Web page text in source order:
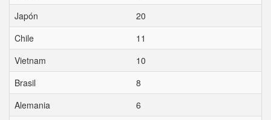
Japón
20
Chile
11
Vietnam
10
Brasil
8
Alemania
6